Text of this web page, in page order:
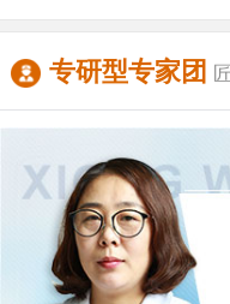
专研型专家团